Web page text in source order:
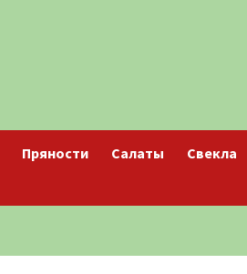
Пряности Салаты Свекла